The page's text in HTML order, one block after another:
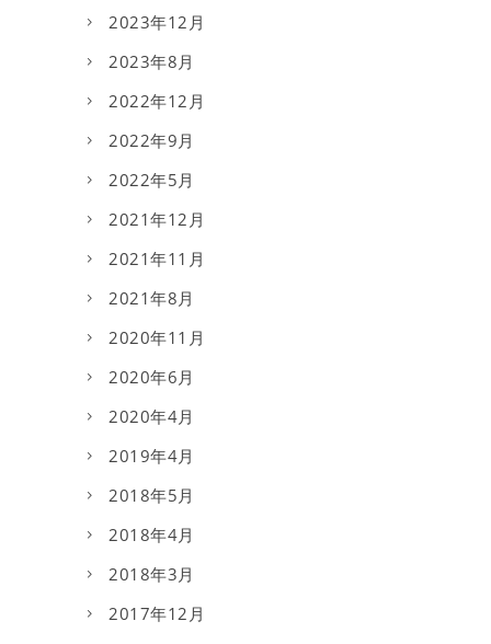
2023年12月
2023年8月
2022年12月
2022年9月
2022年5月
2021年12月
2021年11月
2021年8月
2020年11月
2020年6月
2020年4月
2019年4月
2018年5月
2018年4月
2018年3月
2017年12月